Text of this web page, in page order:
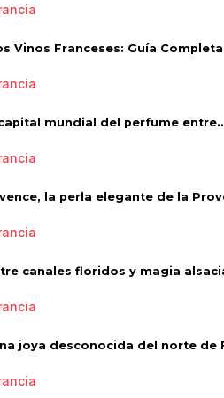
Vinos Franceses: Guía
mundial del perfume
la perla elegante de la
canales floridos y magia
joya desconocida del norte de